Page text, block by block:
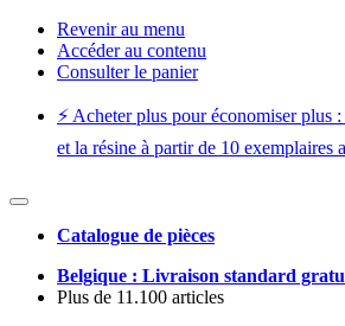
Revenir au menu
Accéder au contenu
Consulter le panier
⚡️ Acheter plus pour économiser plus
et la résine à partir de 10 exemplaires
Catalogue de pièces
Belgique : Livraison standard
Plus de 11.100 articles